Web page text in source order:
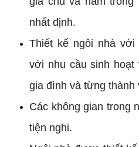
nhất định.
Thiết kế ngôi nhà
với nhu cầu sinh hoạt
gia đình và từng thành
Các không gian trong
tiện nghi.